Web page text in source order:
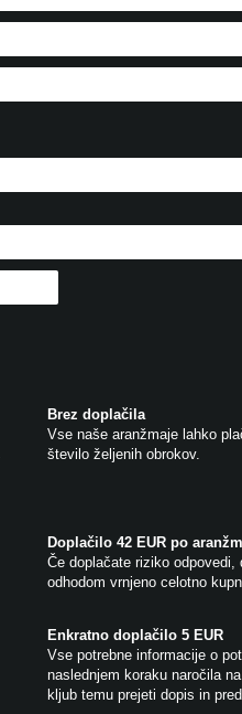
Brez doplačila
Vse naše aranžmaje lahko
število željenih obrokov.
Doplačilo 42 EUR po
Če doplačate riziko odpovedi,
odhodom vrnjeno celotno
Enkratno doplačilo 5 EUR
Vse potrebne informacije o
naslednjem koraku naročila
kljub temu prejeti dopis in